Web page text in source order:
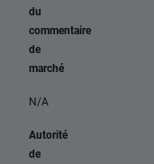
du
commentaire
de
marché
N/A
Autorité
de